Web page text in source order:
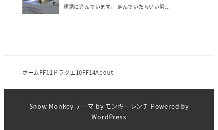
ホームFF11 ドラクエ10FF14About
Snow Monkeyテーマ by モンキーレンチ Powered by
WordPress